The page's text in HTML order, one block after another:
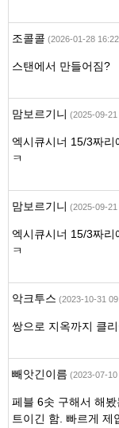
조콜콜 (2026-01-28
스탠에서 만들어짐?
맘보르기니 (2025-09-21
엑시큐시너 15/3짜리
ㅋ
맘보르기니 (2025-09-21
엑시큐시너 15/3짜리
ㅋ
악크투스 (2023-10-31
쌍으로 지옥까지 클
빼앗긴이름 (2023-07-10
페블 6솟 구해서 해
트이긴 함. 빠르게 제